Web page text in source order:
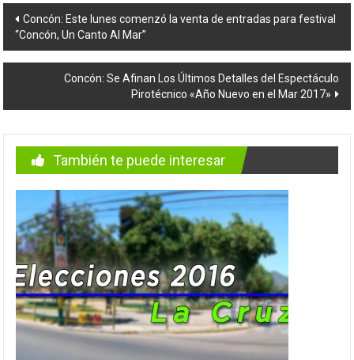
Navegación
de
entradas
Concón: Este lunes comenzó la venta de entradas para festival
“Concón, Un Canto Al Mar”
Concón: Se Afinan Los Últimos Detalles del Espectáculo
Pirotécnico «Año Nuevo en el Mar 2017»
También te puede interesar